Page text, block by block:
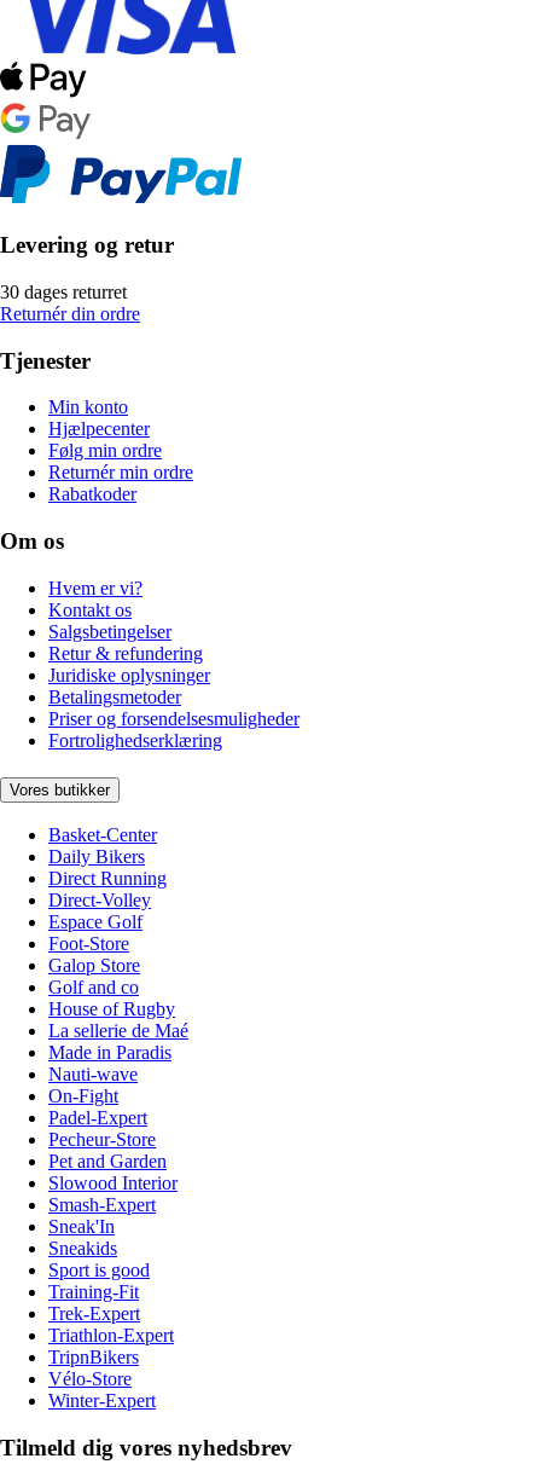
Levering og retur
30 dages returret
Returnér din ordre
Tjenester
Min konto
Hjælpecenter
Følg min ordre
Returnér min ordre
Rabatkoder
Om os
Hvem er vi?
Kontakt os
Salgsbetingelser
Retur & refundering
Juridiske oplysninger
Betalingsmetoder
Priser og forsendelsesmuligheder
Fortrolighedserklæring
Vores butikker
Basket-Center
Daily Bikers
Direct Running
Direct-Volley
Espace Golf
Foot-Store
Galop Store
Golf and co
House of Rugby
La sellerie de Maé
Made in Paradis
Nauti-wave
On-Fight
Padel-Expert
Pecheur-Store
Pet and Garden
Slowood Interior
Smash-Expert
Sneak'In
Sneakids
Sport is good
Training-Fit
Trek-Expert
Triathlon-Expert
TripnBikers
Vélo-Store
Winter-Expert
Tilmeld dig vores nyhedsbrev